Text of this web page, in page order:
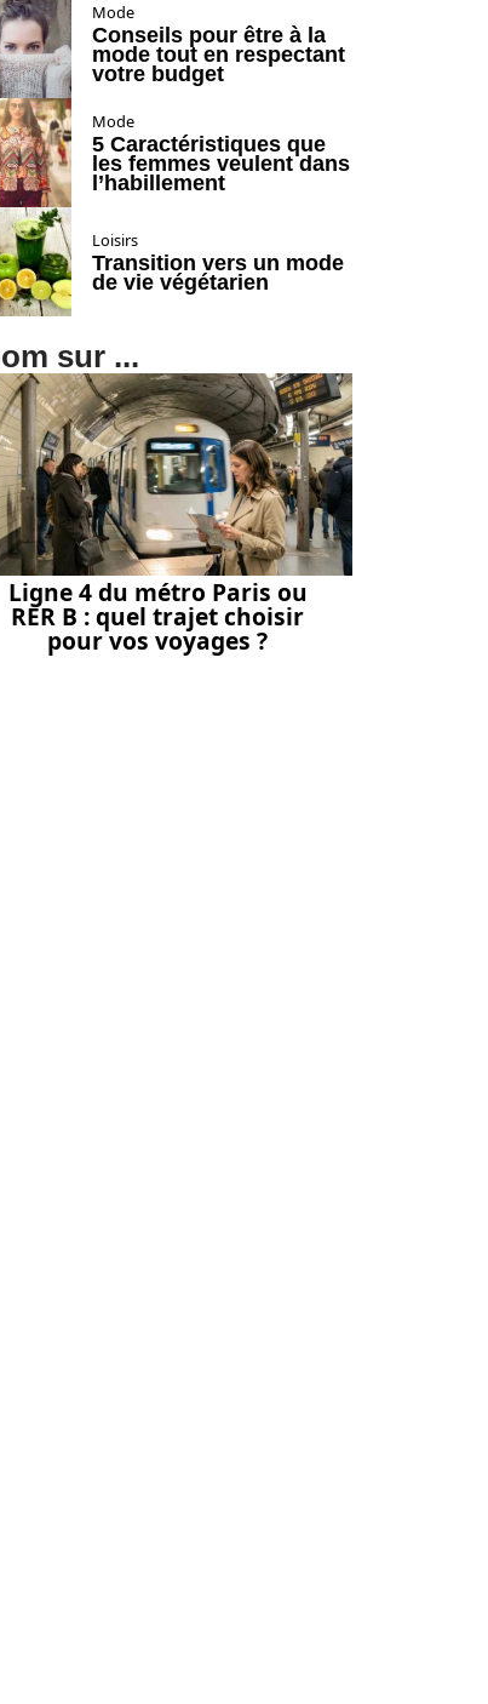
Mode
Conseils pour être à la
mode tout en respectant
votre budget
Mode
5 Caractéristiques que
les femmes veulent dans
l’habillement
Loisirs
Transition vers un mode
de vie végétarien
sur ...
Ligne 4 du métro Paris ou
RER B : quel trajet choisir
pour vos voyages ?